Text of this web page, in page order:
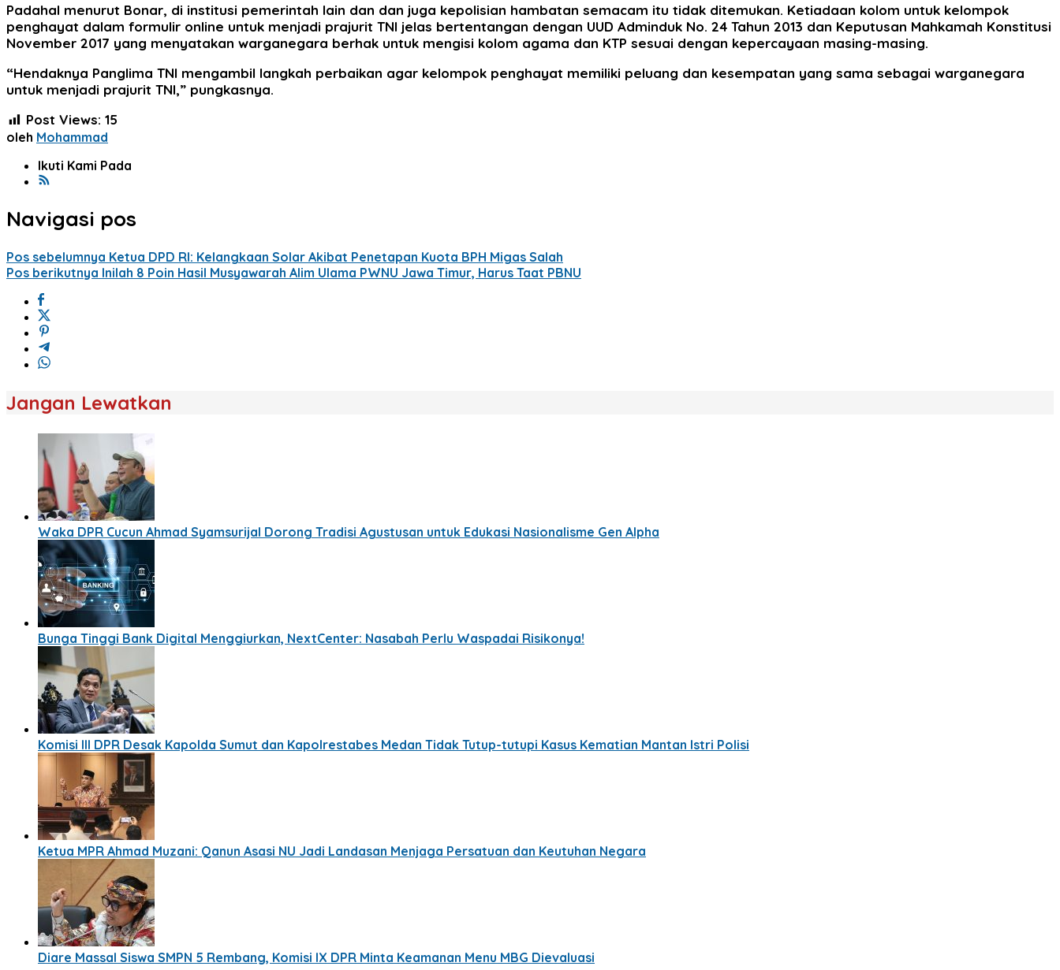
Padahal menurut Bonar, di institusi pemerintah lain dan dan juga kepolisian hambatan semacam itu tidak ditemukan. Ketiadaan kolom untuk kelompok
penghayat dalam formulir online untuk menjadi prajurit TNI jelas bertentangan dengan UUD Adminduk No. 24 Tahun 2013 dan Keputusan Mahkamah Konstitusi
November 2017 yang menyatakan warganegara berhak untuk mengisi kolom agama dan KTP sesuai dengan kepercayaan masing-masing.
“Hendaknya Panglima TNI mengambil langkah perbaikan agar kelompok penghayat memiliki peluang dan kesempatan yang sama sebagai warganegara
untuk menjadi prajurit TNI,” pungkasnya.
Post Views: 15
oleh Mohammad
Ikuti Kami Pada
Navigasi pos
Pos sebelumnya Ketua DPD RI: Kelangkaan Solar Akibat Penetapan Kuota BPH Migas Salah
Pos berikutnya Inilah 8 Poin Hasil Musyawarah Alim Ulama PWNU Jawa Timur, Harus Taat PBNU
Jangan Lewatkan
Waka DPR Cucun Ahmad Syamsurijal Dorong Tradisi Agustusan untuk Edukasi Nasionalisme Gen Alpha
Bunga Tinggi Bank Digital Menggiurkan, NextCenter: Nasabah Perlu Waspadai Risikonya!
Komisi III DPR Desak Kapolda Sumut dan Kapolrestabes Medan Tidak Tutup-tutupi Kasus Kematian Mantan Istri Polisi
Ketua MPR Ahmad Muzani: Qanun Asasi NU Jadi Landasan Menjaga Persatuan dan Keutuhan Negara
Diare Massal Siswa SMPN 5 Rembang, Komisi IX DPR Minta Keamanan Menu MBG Dievaluasi